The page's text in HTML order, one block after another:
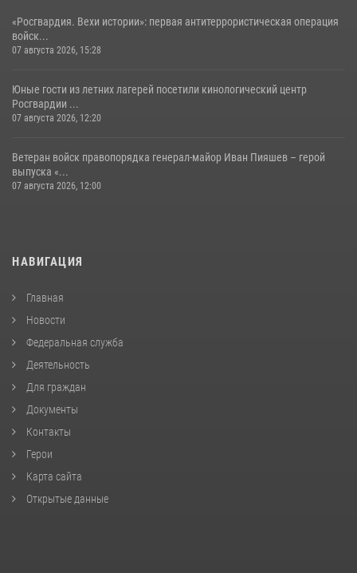
«Росгвардия. Вехи истории»: первая антитеррористическая операция
войск...
07 августа 2026, 15:28
Юные гости из летних лагерей посетили кинологический центр
Росгвардии ...
07 августа 2026, 12:20
Ветеран войск правопорядка генерал-майор Иван Пияшев – герой
выпуска «...
07 августа 2026, 12:00
НАВИГАЦИЯ
Главная
Новости
Федеральная служба
Деятельность
Для граждан
Документы
Контакты
Герои
Карта сайта
Открытые данные